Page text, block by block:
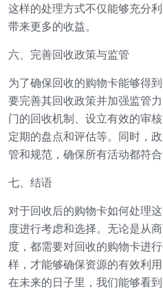
这样的处理方式不仅能够充分
带来更多的收益。
六、完善回收政策与监管
为了确保回收的购物卡能够得
要完善其回收政策并加强监管
门的回收机制、设立有效的审
定期的盘点和评估等。同时，
管和规范，确保所有活动都符合
七、结语
对于回收后的购物卡如何处理
度进行考虑和选择。无论是从
度，都需要对回收的购物卡进
样，才能够确保资源的有效利
在未来的日子里，我们能够看